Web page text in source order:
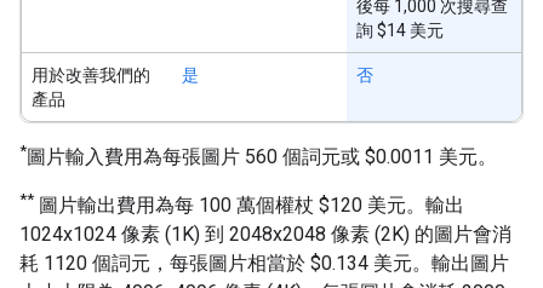
後每 1,000 次搜尋查
詢 $14 美元
用於改善我們的
產品
是 否
*圖片輸入費用為每張圖片 560 個詞元或 $0.0011 美元。
** 圖片輸出費用為每 100 萬個權杖 $120 美元。輸出
1024x1024 像素 (1K) 到 2048x2048 像素 (2K) 的圖片會消
耗 1120 個詞元，每張圖片相當於 $0.134 美元。輸出圖片